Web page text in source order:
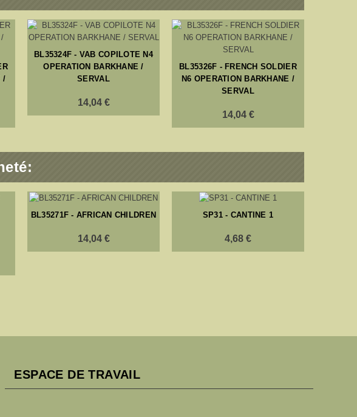
/
BL35324F - VAB COPILOTE N4
OPERATION BARKHANE /
SERVAL
14,04 €
BL35326F - FRENCH SOLDIER
N6 OPERATION BARKHANE /
SERVAL
14,04 €
BL35271F - AFRICAN CHILDREN
14,04 €
SP31 - CANTINE 1
4,68 €
ESPACE DE TRAVAIL